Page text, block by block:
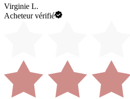
Virginie L.
Acheteur vérifié